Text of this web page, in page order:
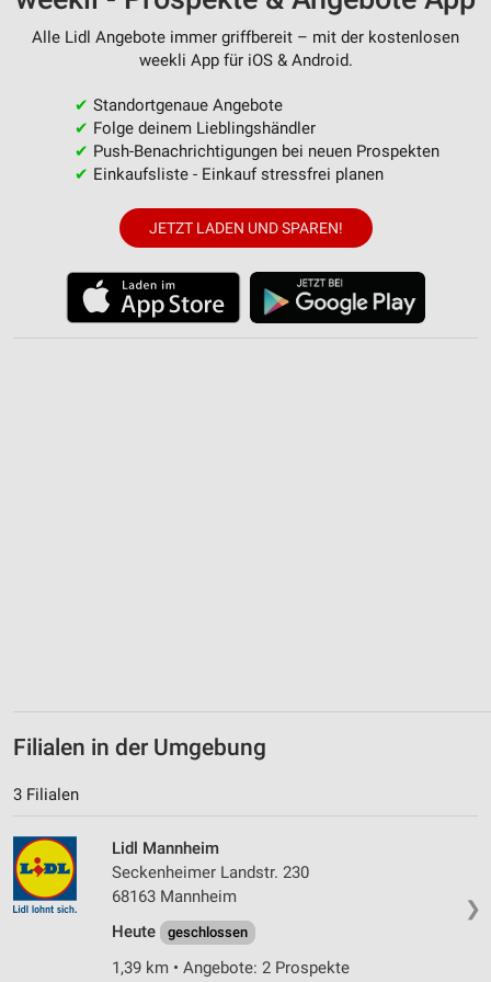
Alle Lidl Angebote immer griffbereit – mit der kostenlosen
weekli App für iOS & Android.
✔ Standortgenaue Angebote
✔ Folge deinem Lieblingshändler
✔ Push-Benachrichtigungen bei neuen Prospekten
✔ Einkaufsliste - Einkauf stressfrei planen
JETZT LADEN UND SPAREN!
Filialen in der Umgebung
3 Filialen
❯
Lidl Mannheim
Seckenheimer Landstr. 230
68163 Mannheim
Heute
geschlossen
1,39 km • Angebote: 2 Prospekte
Verwendung von Profilen zur Auswahl
personalisierter Werbung
Erstellung von Profilen zur Personalisierung
Verwendung von Profilen zur Auswahl
personalisierter Inhalte
Messung der Performance von Inhalten
Analyse von Zielgruppen durch Statistiken oder
Kombinationen von Daten aus verschiedenen
Quellen